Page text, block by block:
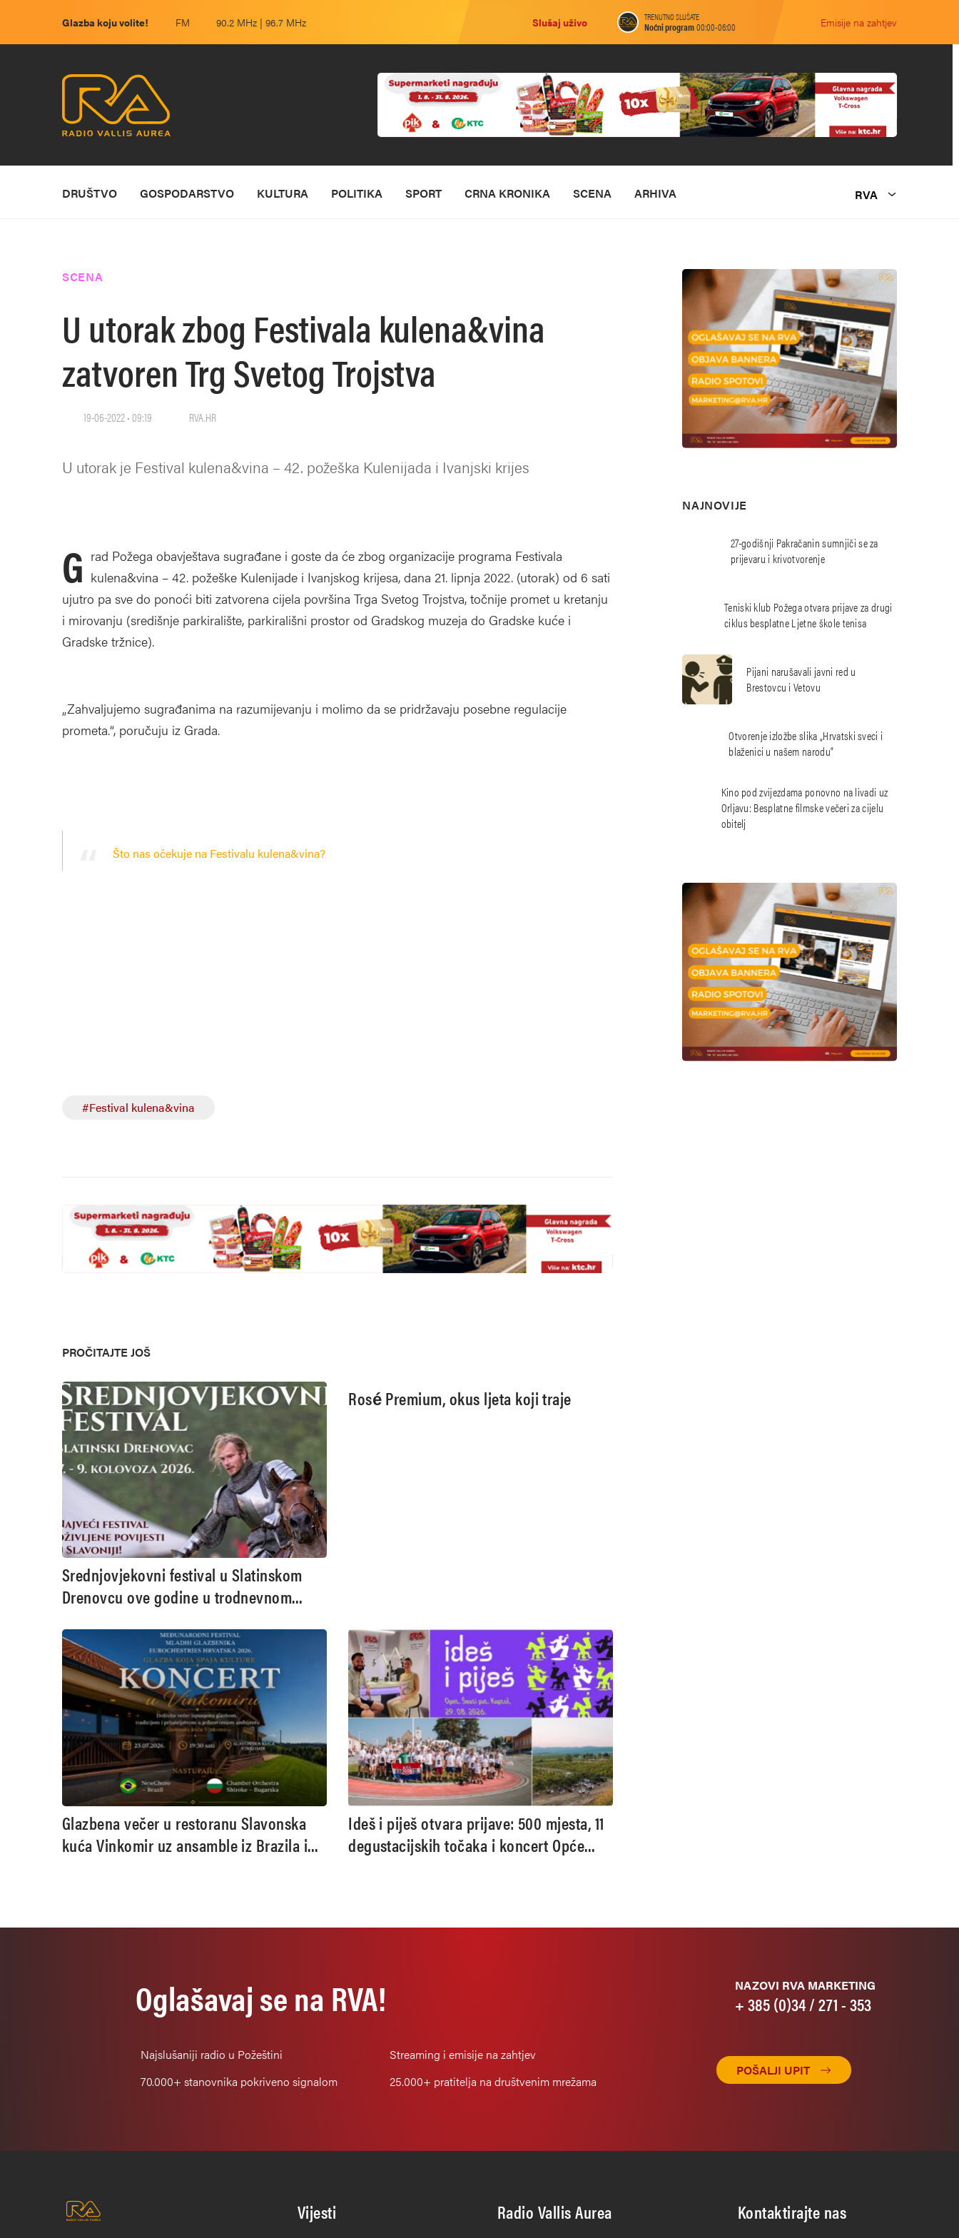
Glazba koju volite! FM 90.2 MHz | 96.7 MHz Slušaj uživo TRENUTNO SLUŠATE
Noćni program00:00-06:00 Emisije na zahtjev
DRUŠTVO GOSPODARSTVO KULTURA POLITIKA SPORT CRNA KRONIKA SCENA ARHIVA RVA
MARKETING
KONTAKT
SCENA
U utorak zbog Festivala kulena&vina
zatvoren Trg Svetog Trojstva
19-06-2022 • 09:19 RVA.HR
U utorak je Festival kulena&vina – 42. požeška Kulenijada i Ivanjski krijes
G rad Požega obavještava sugrađane i goste da će zbog organizacije programa Festivala
kulena&vina – 42. požeške Kulenijade i Ivanjskog krijesa, dana 21. lipnja 2022. (utorak) od 6 sati
ujutro pa sve do ponoći biti zatvorena cijela površina Trga Svetog Trojstva, točnije promet u kretanju
i mirovanju (središnje parkiralište, parkirališni prostor od Gradskog muzeja do Gradske kuće i
Gradske tržnice).
„Zahvaljujemo sugrađanima na razumijevanju i molimo da se pridržavaju posebne regulacije
prometa.“, poručuju iz Grada.
Što nas očekuje na Festivalu kulena&vina?
NAJNOVIJE
27-godišnji Pakračanin sumnjiči se za
prijevaru i krivotvorenje
Teniski klub Požega otvara prijave za drugi
ciklus besplatne Ljetne škole tenisa
Pijani narušavali javni red u
Brestovcu i Vetovu
Otvorenje izložbe slika „Hrvatski sveci i
blaženici u našem narodu“
Kino pod zvijezdama ponovno na livadi uz
Orljavu: Besplatne filmske večeri za cijelu
obitelj
#Festival kulena&vina
PROČITAJTE JOŠ
Srednjovjekovni festival u Slatinskom
Drenovcu ove godine u trodnevnom
Rosé Premium, okus ljeta koji traje
Glazbena večer u restoranu Slavonska
kuća Vinkomir uz ansamble iz Brazila i
Ideš i piješ otvara prijave: 500 mjesta, 11
degustacijskih točaka i koncert Opće
Oglašavaj se na RVA!
Najslušaniji radio u Požeštini
Streaming i emisije na zahtjev
70.000+ stanovnika pokriveno signalom 25.000+ pratitelja na društvenim mrežama
NAZOVI RVA MARKETING
+ 385 (0)34 / 271 - 353
POŠALJI UPIT
Vijesti Radio Vallis Aurea Kontaktirajte nas